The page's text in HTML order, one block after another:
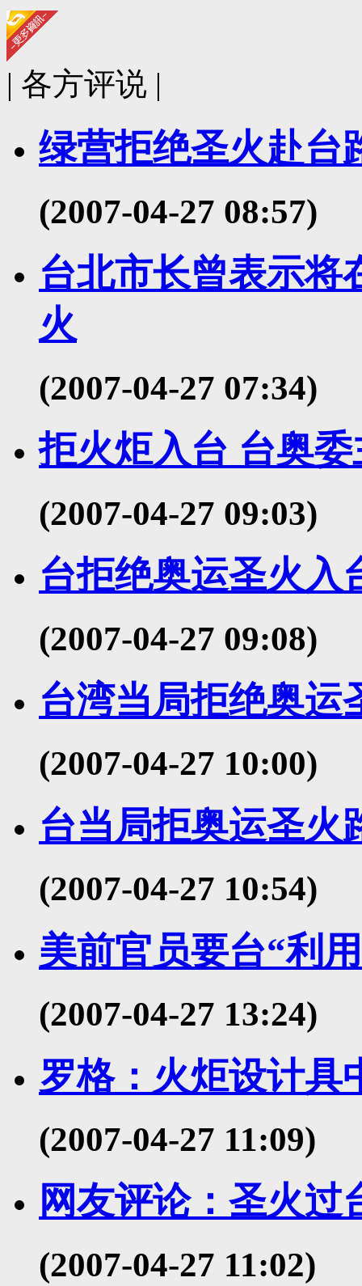
| 各方评说 |
绿营拒绝圣火赴台
(2007-04-27 08:57)
台北市长曾表示将
火
(2007-04-27 07:34)
拒火炬入台 台奥
(2007-04-27 09:03)
台拒绝奥运圣火入
(2007-04-27 09:08)
台湾当局拒绝奥运
(2007-04-27 10:00)
台当局拒奥运圣火
(2007-04-27 10:54)
美前官员要台“利
(2007-04-27 13:24)
罗格：火炬设计具
(2007-04-27 11:09)
网友评论：圣火过
(2007-04-27 11:02)